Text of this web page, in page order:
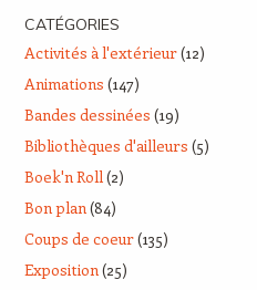
CATÉGORIES
Activités à l'extérieur(12)
Animations (147)
Bandes dessinées (19)
Bibliothèques d'ailleurs (5)
Boek'n Roll(2)
Bon plan(84)
Coups de coeur(135)
Exposition(25)